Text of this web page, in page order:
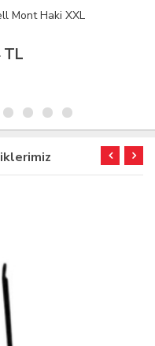
Mont Haki XXL
TL